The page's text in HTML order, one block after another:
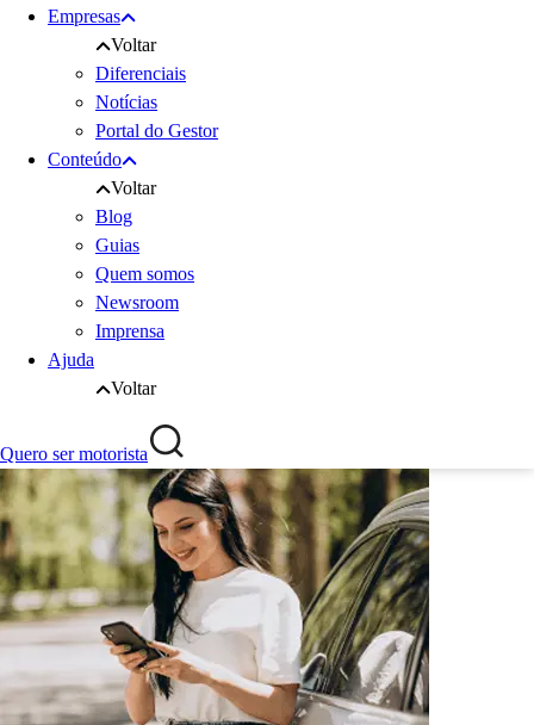
Empresas
Voltar
Diferenciais
Notícias
Portal do Gestor
Conteúdo
Voltar
Blog
Guias
Quem somos
Newsroom
Imprensa
Ajuda
Voltar
Quero ser motorista